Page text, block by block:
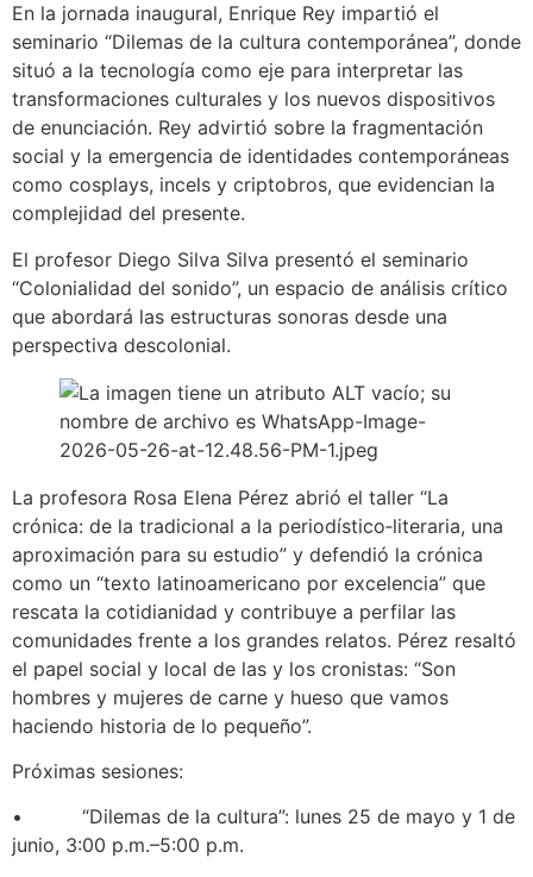
En la jornada inaugural, Enrique Rey impartió el
seminario “Dilemas de la cultura contemporánea”, donde
situó a la tecnología como eje para interpretar las
transformaciones culturales y los nuevos dispositivos
de enunciación. Rey advirtió sobre la fragmentación
social y la emergencia de identidades contemporáneas
como cosplays, incels y criptobros, que evidencian la
complejidad del presente.
El profesor Diego Silva Silva presentó el seminario
“Colonialidad del sonido”, un espacio de análisis crítico
que abordará las estructuras sonoras desde una
perspectiva descolonial.
La profesora Rosa Elena Pérez abrió el taller “La
crónica: de la tradicional a la periodístico‑literaria, una
aproximación para su estudio” y defendió la crónica
como un “texto latinoamericano por excelencia” que
rescata la cotidianidad y contribuye a perfilar las
comunidades frente a los grandes relatos. Pérez resaltó
el papel social y local de las y los cronistas: “Son
hombres y mujeres de carne y hueso que vamos
haciendo historia de lo pequeño”.
Próximas sesiones:
• “Dilemas de la cultura”: lunes 25 de mayo y 1 de
junio, 3:00 p.m.–5:00 p.m.